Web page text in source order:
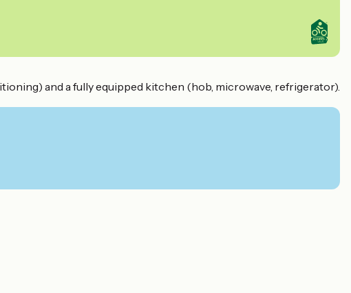
and a fully equipped kitchen (hob, microwave, refrigerator).